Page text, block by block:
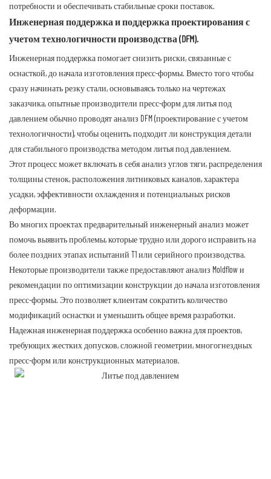
потребности и обеспечивать стабильные сроки поставок.
Инженерная поддержка и поддержка проектирования с
учетом технологичности производства (DFM).
Инженерная поддержка помогает снизить риски, связанные с
оснасткой, до начала изготовления пресс-формы. Вместо того чтобы
сразу начинать резку стали, основываясь только на чертежах
заказчика, опытные производители пресс-форм для литья под
давлением обычно проводят анализ DFM (проектирование с учетом
технологичности), чтобы оценить, подходит ли конструкция детали
для стабильного производства методом литья под давлением.
Этот процесс может включать в себя анализ углов тяги, распределения
толщины стенок, расположения литниковых каналов, характера
усадки, эффективности охлаждения и потенциальных рисков
деформации.
Во многих проектах предварительный инженерный анализ может
помочь выявить проблемы, которые трудно или дорого исправить на
более поздних этапах испытаний T1 или серийного производства.
Некоторые производители также предоставляют анализ Moldflow и
рекомендации по оптимизации конструкции до начала изготовления
пресс-формы. Это позволяет клиентам сократить количество
модификаций оснастки и уменьшить общее время разработки.
Надежная инженерная поддержка особенно важна для проектов,
требующих жестких допусков, сложной геометрии, многогнездных
пресс-форм или конструкционных материалов.